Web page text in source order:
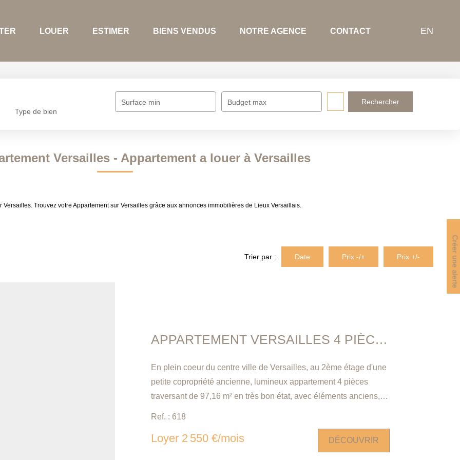
LOUER ESTIMER BIENS VENDUS NOTRE AGENCE CONTACT EN
Type de bien
Surface min Budget max
Versailles - Appartement a louer à Versailles
Trouvez votre Appartement sur Versailles grâce aux annonces immobilières de Lieux Versaillais.
Créer une alerte
Trier par : Date Prix -/+ Prix +/-
APPARTEMENT VERSAILLES 4 PIÈCES DE 97,16 M2
En plein coeur du centre ville de Versailles, au 2ème étage d'une
petite copropriété ancienne, lumineux appartement 4 pièces
traversant de 97,16 m² en très bon état, avec éléments anciens,
aménagée et dinatoire, 3 chambres, salle de bains, sanitaires
indépendants. Chauffage collectif compris dans le loyer. Cave à
Ref. : 618
Loyer 2 550 €/mois DÉCOUVRIR